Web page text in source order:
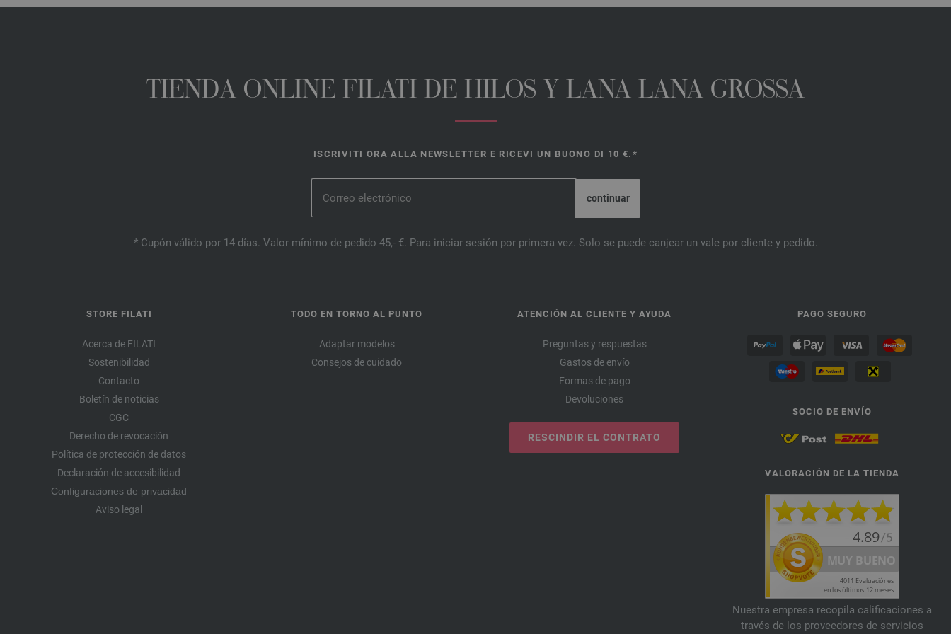
TIENDA ONLINE FILATI DE HILOS Y LANA LANA GROSSA
ISCRIVITI ORA ALLA NEWSLETTER E RICEVI UN BUONO DI 10 €.*
* Cupón válido por 14 días. Valor mínimo de pedido 45,- €. Para iniciar sesión por primera vez. Solo se puede canjear un vale por cliente y pedido.
STORE FILATI
Acerca de FILATI
Sostenibilidad
Contacto
Boletín de noticias
CGC
Derecho de revocación
Política de protección de datos
Declaración de accesibilidad
Configuraciones de privacidad
Aviso legal
TODO EN TORNO AL PUNTO
Adaptar modelos
Consejos de cuidado
ATENCIÓN AL CLIENTE Y AYUDA
Preguntas y respuestas
Gastos de envío
Formas de pago
Devoluciones
RESCINDIR EL CONTRATO
PAGO SEGURO
SOCIO DE ENVÍO
VALORACIÓN DE LA TIENDA
Nuestra empresa recopila calificaciones a
través de los proveedores de servicios